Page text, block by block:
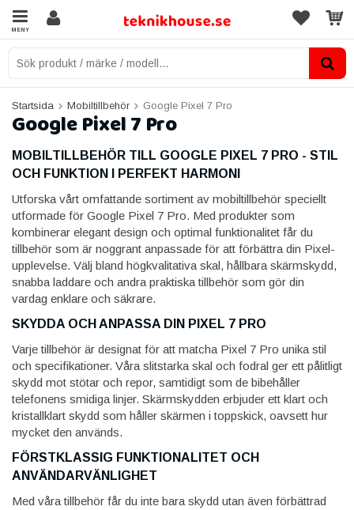
MENY
Startsida Mobiltillbehör Google Pixel 7 Pro
Google Pixel 7 Pro
MOBILTILLBEHÖR TILL GOOGLE PIXEL 7 PRO - STIL
OCH FUNKTION I PERFEKT HARMONI
Utforska vårt omfattande sortiment av mobiltillbehör speciellt
utformade för Google Pixel 7 Pro. Med produkter som
kombinerar elegant design och optimal funktionalitet får du
tillbehör som är noggrant anpassade för att förbättra din Pixel-
upplevelse. Välj bland högkvalitativa skal, hållbara skärmskydd,
snabba laddare och andra praktiska tillbehör som gör din
vardag enklare och säkrare.
SKYDDA OCH ANPASSA DIN PIXEL 7 PRO
Varje tillbehör är designat för att matcha Pixel 7 Pro unika stil
och specifikationer. Våra slitstarka skal och fodral ger ett pålitligt
skydd mot stötar och repor, samtidigt som de bibehåller
telefonens smidiga linjer. Skärmskydden erbjuder ett klart och
kristallklart skydd som håller skärmen i toppskick, oavsett hur
mycket den används.
FÖRSTKLASSIG FUNKTIONALITET OCH
ANVÄNDARVÄNLIGHET
Med våra tillbehör får du inte bara skydd utan även förbättrad